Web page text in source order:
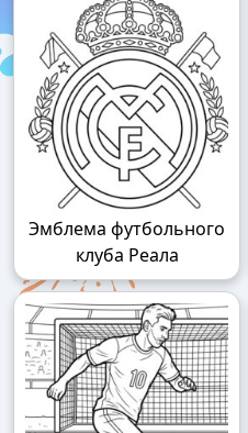
Эмблема футбольного
клуба Реала